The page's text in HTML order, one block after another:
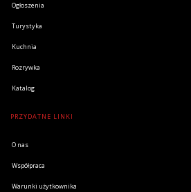
Ogłoszenia
Turystyka
Kuchnia
Rozrywka
Katalog
PRZYDATNE LINKI
O nas
Współpraca
Warunki użytkownika